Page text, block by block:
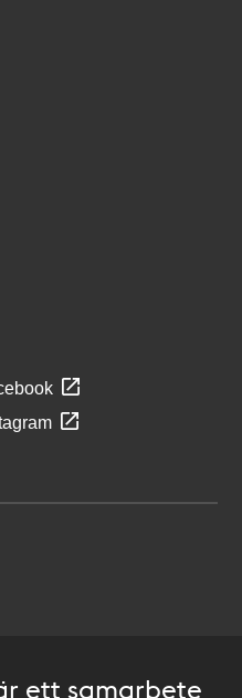
ett samarbete